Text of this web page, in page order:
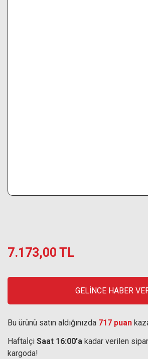
7.173,00 TL
GELİNCE HABER
Bu ürünü satın aldığınızda 717 puan
Haftaİçi Saat 16:00'a kadar verilen
kargoda!